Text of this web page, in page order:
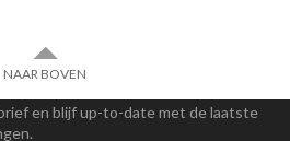
NAAR BOVEN
en blijf up-to-date met de laatste